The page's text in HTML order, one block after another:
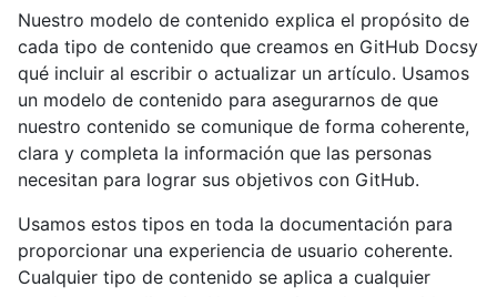
Nuestro modelo de contenido explica el propósito de
cada tipo de contenido que creamos en GitHub Docsy
qué incluir al escribir o actualizar un artículo. Usamos
un modelo de contenido para asegurarnos de que
nuestro contenido se comunique de forma coherente,
clara y completa la información que las personas
necesitan para lograr sus objetivos con GitHub.
Usamos estos tipos en toda la documentación para
proporcionar una experiencia de usuario coherente.
Cualquier tipo de contenido se aplica a cualquier